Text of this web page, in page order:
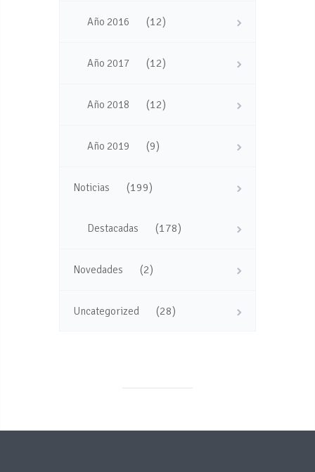
Año 2016 (12)
Año 2017 (12)
Año 2018 (12)
Año 2019 (9)
Noticias (199)
Destacadas (178)
Novedades (2)
Uncategorized (28)